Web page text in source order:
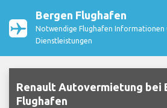
Bergen Flughafen
Notwendige Flughafen Informationen
Dienstleistungen
Renault Autovermietung bei
Flughafen